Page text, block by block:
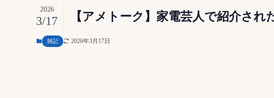
【アメトーク】家電芸人で紹介され
2026
3/17
雑記 2026年3月17日